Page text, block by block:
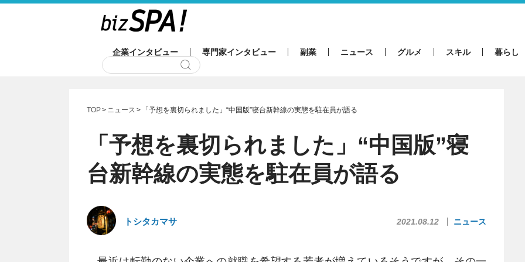
企業インタビュー 専門家インタビュー 副業 ニュース グルメ スキル 暮らし
TOP ニュース 「予想を裏切られました」“中国版”寝台新幹線の実態を駐在員が語る
「予想を裏切られました」“中国版”寝
台新幹線の実態を駐在員が語る
トシタカマサ 2021.08.12 ニュース